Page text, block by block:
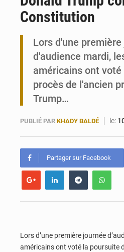
Constitution
Lors d'une
d'audience mardi,
américains ont
procès de l'ancien
Trump…
PUBLIÉ PAR KHADY BALDÉ le:
Partager sur Facebook
Lors d’une première journée
américains ont voté la poursuite